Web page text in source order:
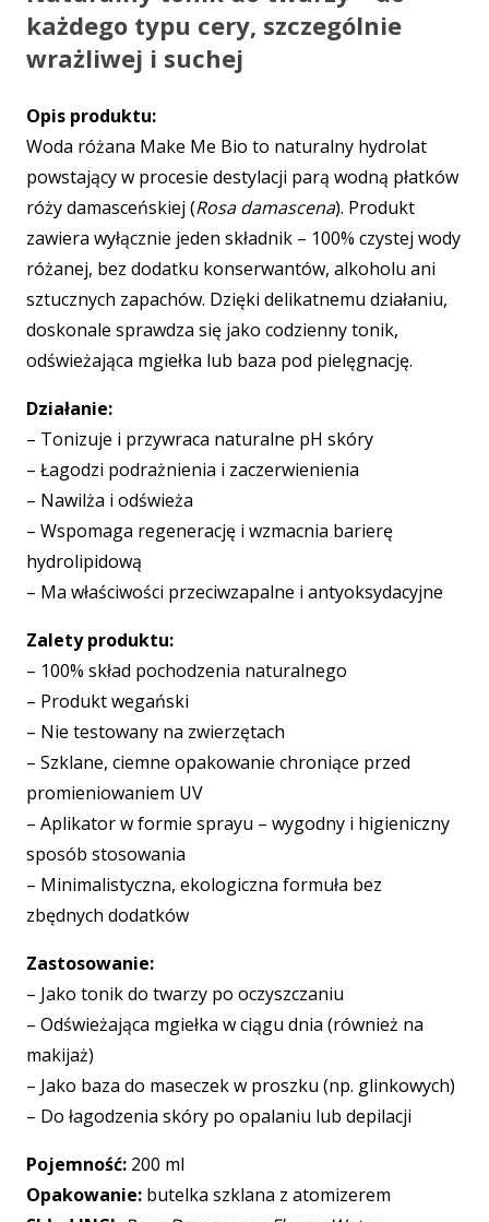
każdego typu cery, szczególnie
wrażliwej i suchej
Opis produktu:
Woda różana Make Me Bio to naturalny hydrolat
powstający w procesie destylacji parą wodną płatków
róży damasceńskiej (Rosa damascena). Produkt
zawiera wyłącznie jeden składnik – 100% czystej wody
różanej, bez dodatku konserwantów, alkoholu ani
sztucznych zapachów. Dzięki delikatnemu działaniu,
doskonale sprawdza się jako codzienny tonik,
odświeżająca mgiełka lub baza pod pielęgnację.
Działanie:
– Tonizuje i przywraca naturalne pH skóry
– Łagodzi podrażnienia i zaczerwienienia
– Nawilża i odświeża
– Wspomaga regenerację i wzmacnia barierę
hydrolipidową
– Ma właściwości przeciwzapalne i antyoksydacyjne
Zalety produktu:
– 100% skład pochodzenia naturalnego
– Produkt wegański
– Nie testowany na zwierzętach
– Szklane, ciemne opakowanie chroniące przed
promieniowaniem UV
– Aplikator w formie sprayu – wygodny i higieniczny
sposób stosowania
– Minimalistyczna, ekologiczna formuła bez
zbędnych dodatków
Zastosowanie:
– Jako tonik do twarzy po oczyszczaniu
– Odświeżająca mgiełka w ciągu dnia (również na
makijaż)
– Jako baza do maseczek w proszku (np. glinkowych)
– Do łagodzenia skóry po opalaniu lub depilacji
Pojemność: 200 ml
Opakowanie: butelka szklana z atomizerem